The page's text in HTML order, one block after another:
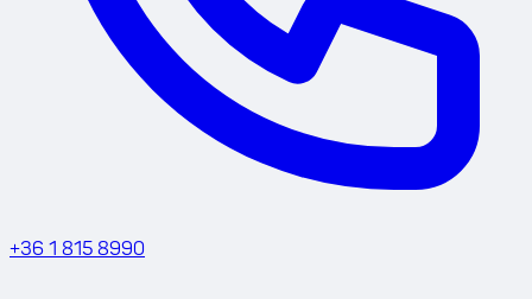
+36 1 815 8990